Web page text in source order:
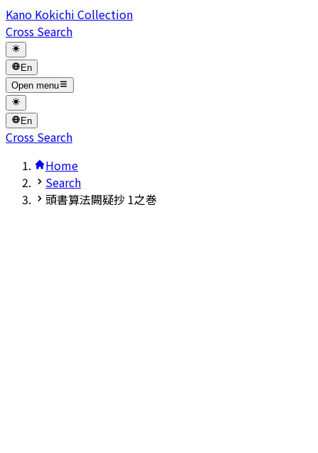
Kano Kokichi Collection
Cross Search
En
Open menu
En
Cross Search
Home
Search
頭書算法闕疑抄 1之巻